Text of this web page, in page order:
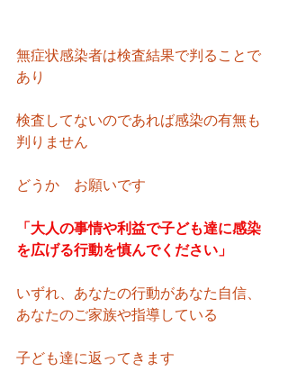
無症状感染者は検査結果で判ることで
あり
検査してないのであれば感染の有無も
判りません
どうか　お願いです
「大人の事情や利益で子ども達に感染
を広げる行動を慎んでください」
いずれ、あなたの行動があなた自信、
あなたのご家族や指導している
子ども達に返ってきます